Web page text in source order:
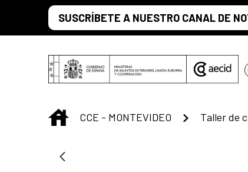
Saut au contenu principal
SUSCRÍBETE A NUESTRO CANAL DE
INICIO
CCE - MONTEVIDEO